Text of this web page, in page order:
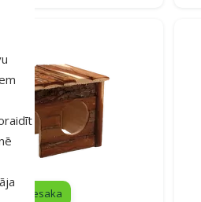
iesaka